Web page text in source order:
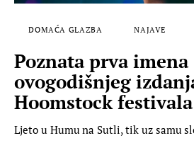
DOMAĆA GLAZBA NAJAVE
Poznata prva imena
ovogodišnjeg
Hoomstock festivala
Ljeto u Humu na Sutli, tik uz samu